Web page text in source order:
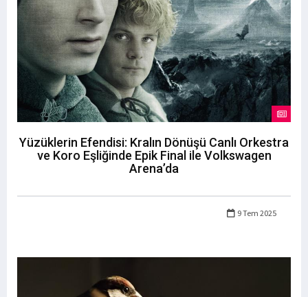
Yüzüklerin Efendisi: Kralın Dönüşü Canlı Orkestra
ve Koro Eşliğinde Epik Final ile Volkswagen
Arena’da
9 Tem 2025